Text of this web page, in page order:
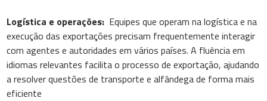
Logística e operações: Equipes que operam na logística e na
execução das exportações precisam frequentemente interagir
com agentes e autoridades em vários países. A fluência em
idiomas relevantes facilita o processo de exportação, ajudando
a resolver questões de transporte e alfândega de forma mais
eficiente